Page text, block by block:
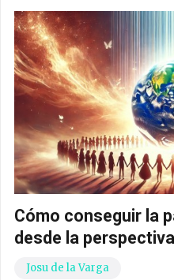
Cómo conseguir la
desde la
Josu de la Varga